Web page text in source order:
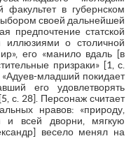
факультет в губернском
своей дальнейшей
предпочтение статской
иллюзиями о столичной
его «манило вдаль [в
призраки» [1, с.
младший покидает
его удовлетворять
с. 28]. Персонаж считает
нравов: «природу,
и всей дворни, мягкую
весело менял на